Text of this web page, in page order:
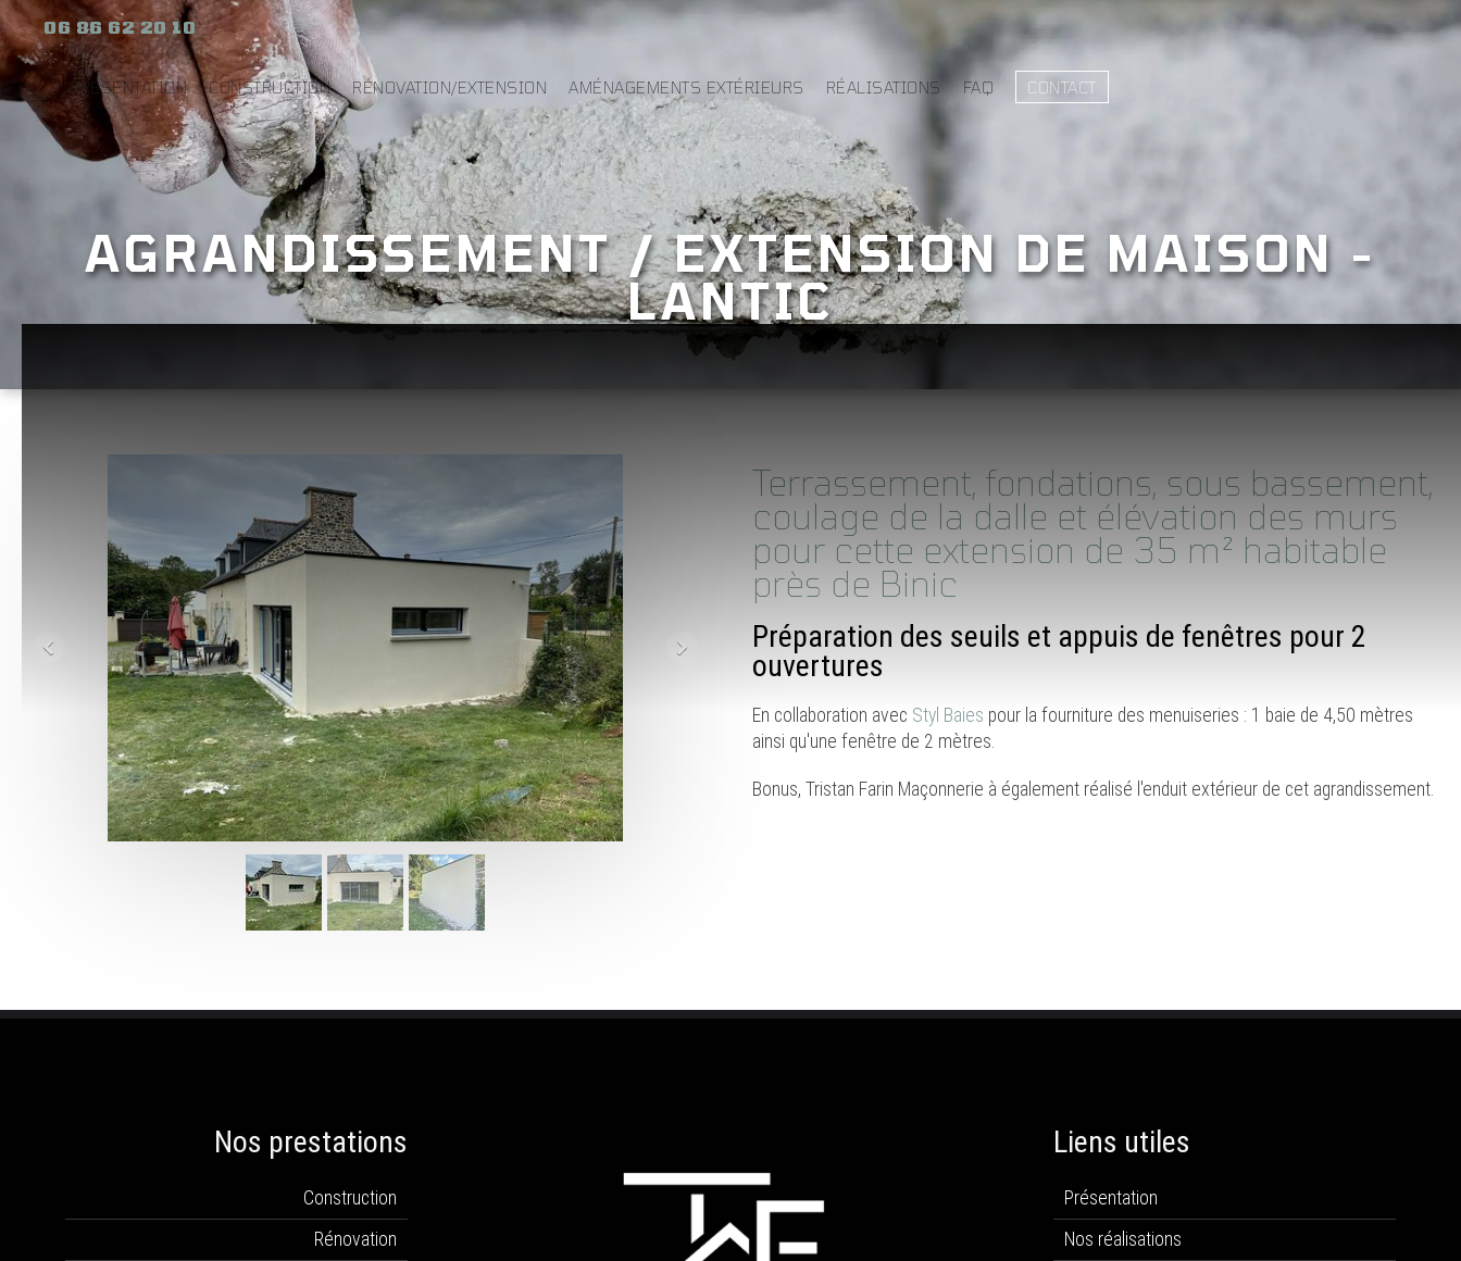
06 86 62 20 10
PRÉSENTATION CONSTRUCTION RÉNOVATION/EXTENSION AMÉNAGEMENTS EXTÉRIEURS RÉALISATIONS FAQ CONTACT
AGRANDISSEMENT / EXTENSION DE MAISON -
LANTIC
Terrassement, fondations, sous bassement,
coulage de la dalle et élévation des murs
pour cette extension de 35 m² habitable
près de Binic
Préparation des seuils et appuis de fenêtres pour 2
ouvertures
En collaboration avec Styl Baies pour la fourniture des menuiseries : 1 baie de 4,50 mètres
ainsi qu'une fenêtre de 2 mètres.
Bonus, Tristan Farin Maçonnerie à également réalisé l'enduit extérieur de cet agrandissement.
Nos prestations
Construction
Rénovation
Liens utiles
Présentation
Nos réalisations